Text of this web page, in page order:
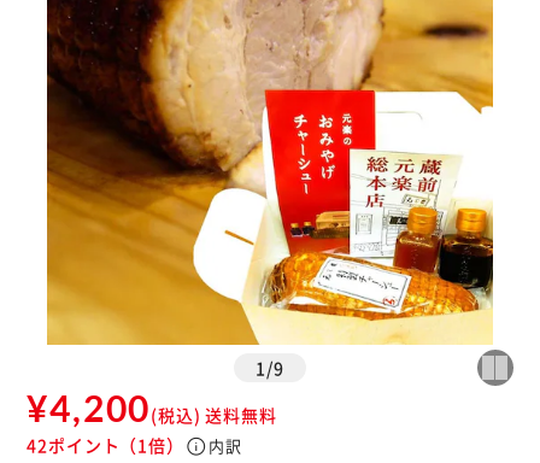
1 /9
¥4,200(税込) 送料無料
42ポイント （1倍） info内訳